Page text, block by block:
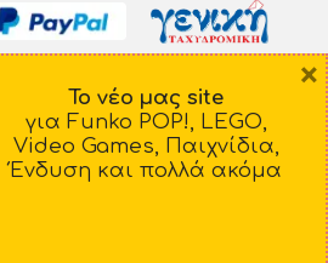
Πληροφορίες
Τρόποι Πληρωμής
Το νέο μας site
για Funko POP!, LEGO,
Video Games, Παιχνίδια,
Ένδυση και πολλά ακόμα
×